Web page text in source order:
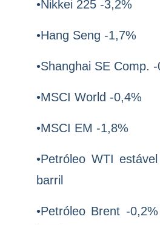
•Nikkei 225 -3,2%
•Hang Seng -1,7%
•Shanghai SE Comp.
•MSCI World -0,4%
•MSCI EM -1,8%
•Petróleo WTI
barril
•Petróleo Brent -